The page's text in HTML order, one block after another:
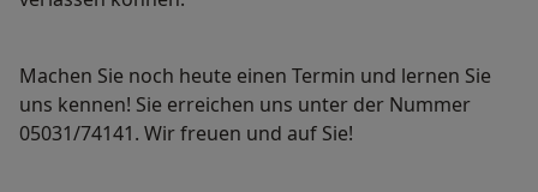
Machen Sie noch heute einen Termin und lernen Sie
uns kennen! Sie erreichen uns unter der Nummer
05031/74141. Wir freuen und auf Sie!